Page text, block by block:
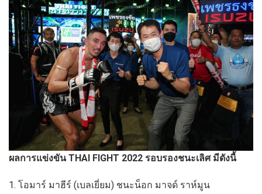
ผลการแข่งขัน THAI FIGHT 2022 รอบรองชนะเลิศ มีดังนี้
1. โอมาร์ มาฮีร์ (เบลเยี่ยม) ชนะน็อก มาจด์ ราห์มูน